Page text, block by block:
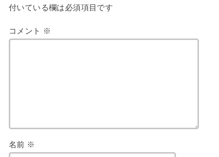
付いている欄は必須項目です
コメント ※
名前 ※